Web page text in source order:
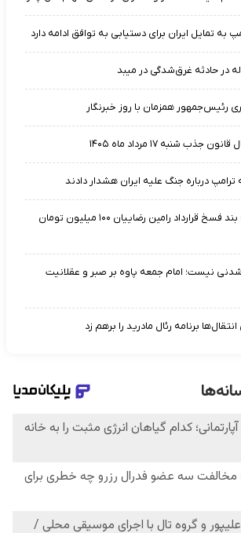
به تمایل ایران برای دستیابی به توافق ادامه دارد
رئیس‌جمهور همزمان با روز خبرنگار
شنبه ۱۷ مرداد ماه ۱۴۰۵
درباره جنگ علیه ایران هشدار دادند
عجیب ولی واقعی؛ بند فسخ قرارداد رامین رضاییان ۱۰۰ میلیون تومان
نیست؛ امام جمعه پاوه بر صبر و عقلانیت
برنامه رئال مادرید را برهم زد